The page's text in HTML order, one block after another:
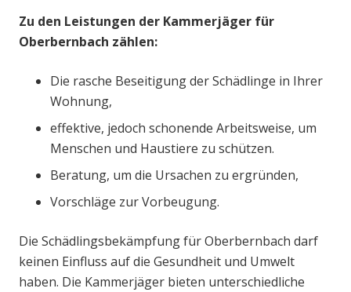
Zu den Leistungen der Kammerjäger für
Oberbernbach zählen:
Die rasche Beseitigung der Schädlinge in Ihrer
Wohnung,
effektive, jedoch schonende Arbeitsweise, um
Menschen und Haustiere zu schützen.
Beratung, um die Ursachen zu ergründen,
Vorschläge zur Vorbeugung.
Die Schädlingsbekämpfung für Oberbernbach darf
keinen Einfluss auf die Gesundheit und Umwelt
haben. Die Kammerjäger bieten unterschiedliche